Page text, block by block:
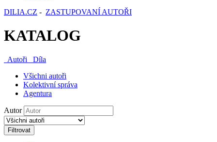
DILIA.CZ - ZASTUPOVANÍ AUTOŘI
KATALOG
Autoři
Díla
Všichni autoři
Kolektivní správa
Agentura
Autor
Filtrovat